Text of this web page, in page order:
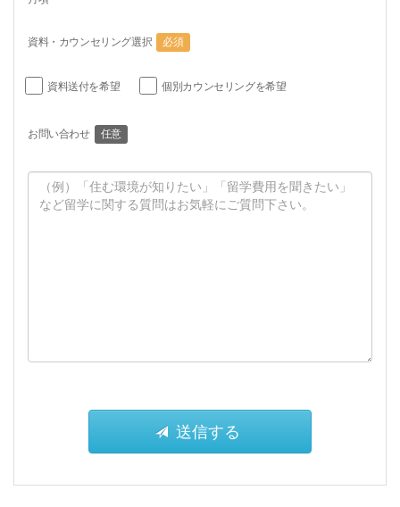
資料・カウンセリング選択 必須
資料送付を希望 個別カウンセリングを希望
お問い合わせ 任意